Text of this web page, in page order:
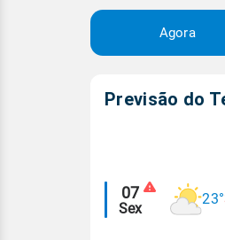
Agora
Previsão do
Alertas
07
Sex
23°